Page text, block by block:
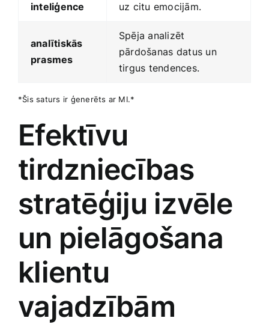
inteliģence
uz citu emocijām.
analītiskās
prasmes
Spēja analizēt
pārdošanas ⁢datus un
tirgus tendences.
*Šis saturs ir ģenerēts ar MI.*
Efektīvu
tirdzniecības
stratēģiju izvēle ​
un pielāgošana
klientu
vajadzībām